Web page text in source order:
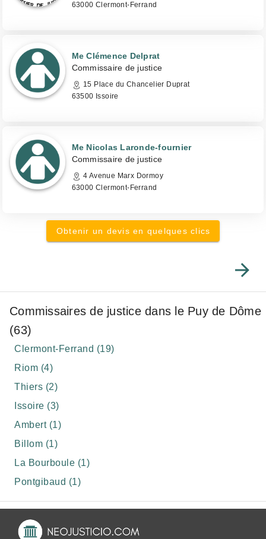
63000 Clermont-Ferrand
Me Clémence Delprat
Commissaire de justice
15 Place du Chancelier Duprat
63500 Issoire
Me Nicolas Laronde-fournier
Commissaire de justice
4 Avenue Marx Dormoy
63000 Clermont-Ferrand
Obtenir un devis en quelques clics
Commissaires de justice dans le Puy de Dôme
(63)
Clermont-Ferrand (19)
Riom (4)
Thiers (2)
Issoire (3)
Ambert (1)
Billom (1)
La Bourboule (1)
Pontgibaud (1)